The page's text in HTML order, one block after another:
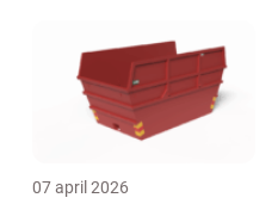
07 april 2026